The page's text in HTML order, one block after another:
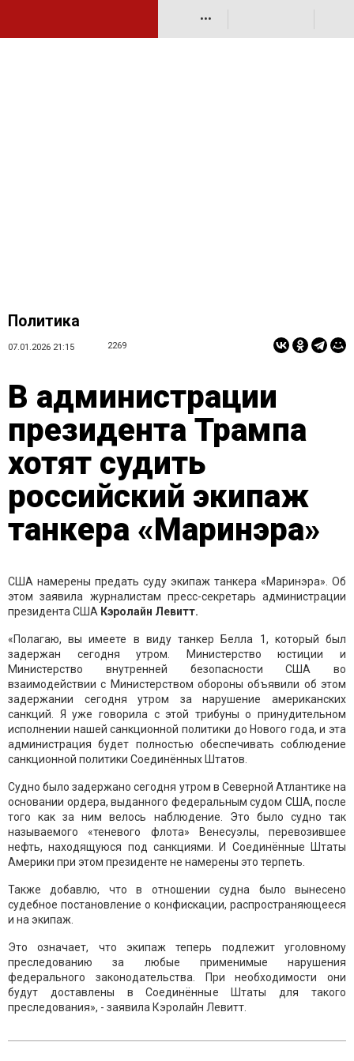
•••
Политика
07.01.2026 21:15 2269
В администрации
президента Трампа
хотят судить
российский экипаж
танкера «Маринэра»
США намерены предать суду экипаж танкера «Маринэра». Об
этом заявила журналистам пресс-секретарь администрации
президента США Кэролайн Левитт.
«Полагаю, вы имеете в виду танкер Белла 1, который был
задержан сегодня утром. Министерство юстиции и
Министерство внутренней безопасности США во
взаимодействии с Министерством обороны объявили об этом
задержании сегодня утром за нарушение американских
санкций. Я уже говорила с этой трибуны о принудительном
исполнении нашей санкционной политики до Нового года, и эта
администрация будет полностью обеспечивать соблюдение
санкционной политики Соединённых Штатов.
Судно было задержано сегодня утром в Северной Атлантике на
основании ордера, выданного федеральным судом США, после
того как за ним велось наблюдение. Это было судно так
называемого «теневого флота» Венесуэлы, перевозившее
нефть, находящуюся под санкциями. И Соединённые Штаты
Америки при этом президенте не намерены это терпеть.
Также добавлю, что в отношении судна было вынесено
судебное постановление о конфискации, распространяющееся
и на экипаж.
Это означает, что экипаж теперь подлежит уголовному
преследованию за любые применимые нарушения
федерального законодательства. При необходимости они
будут доставлены в Соединённые Штаты для такого
преследования», - заявила Кэролайн Левитт.